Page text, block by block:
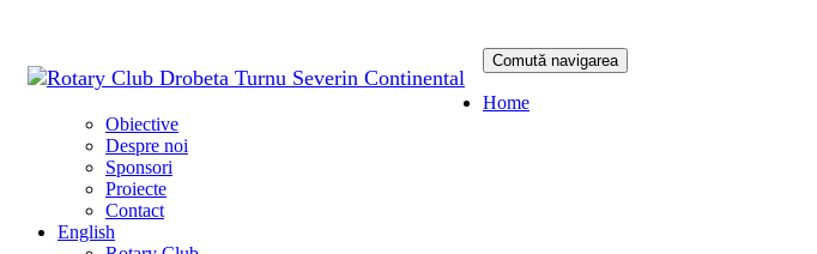
Comută navigarea
Sari
Home
Obiective
Despre noi
Sponsori
Proiecte
Contact
English